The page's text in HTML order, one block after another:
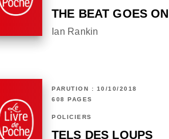
THE BEAT GOES ON
Ian Rankin
PARUTION : 10/10/2018
608 PAGES
POLICIERS
TELS DES LOUPS